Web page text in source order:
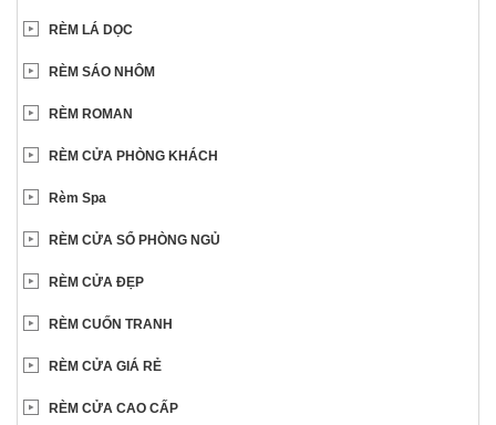
RÈM LÁ DỌC
RÈM SÁO NHÔM
RÈM ROMAN
RÈM CỬA PHÒNG KHÁCH
Rèm Spa
RÈM CỬA SỔ PHÒNG NGỦ
RÈM CỬA ĐẸP
RÈM CUỐN TRANH
RÈM CỬA GIÁ RẺ
RÈM CỬA CAO CẤP